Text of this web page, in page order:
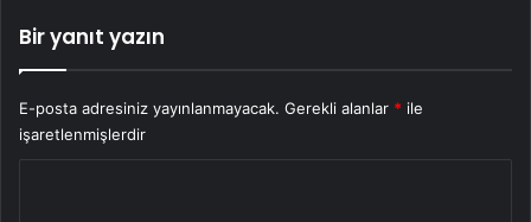
Bir yanıt yazın
E-posta adresiniz yayınlanmayacak. Gerekli alanlar * ile
işaretlenmişlerdir